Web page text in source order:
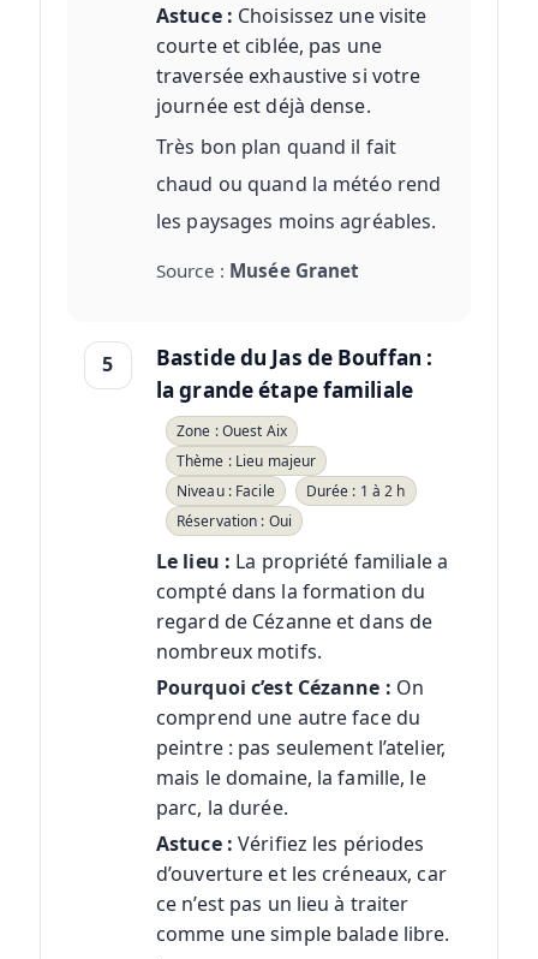
Astuce : Choisissez une visite
courte et ciblée, pas une
traversée exhaustive si votre
journée est déjà dense.
Très bon plan quand il fait
chaud ou quand la météo rend
les paysages moins agréables.
Source : Musée Granet
5
Bastide du Jas de Bouffan :
la grande étape familiale
Zone : Ouest Aix
Thème : Lieu majeur
Niveau : Facile
Durée : 1 à 2 h
Réservation : Oui
Le lieu : La propriété familiale a
compté dans la formation du
regard de Cézanne et dans de
nombreux motifs.
Pourquoi c’est Cézanne : On
comprend une autre face du
peintre : pas seulement l’atelier,
mais le domaine, la famille, le
parc, la durée.
Astuce : Vérifiez les périodes
d’ouverture et les créneaux, car
ce n’est pas un lieu à traiter
comme une simple balade libre.